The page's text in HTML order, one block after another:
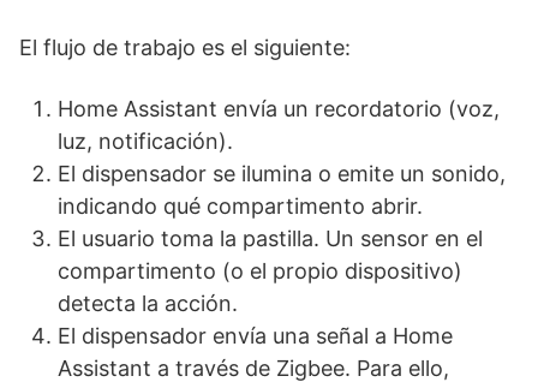
El flujo de trabajo es el siguiente:
Home Assistant envía un recordatorio (voz,
luz, notificación).
El dispensador se ilumina o emite un sonido,
indicando qué compartimento abrir.
El usuario toma la pastilla. Un sensor en el
compartimento (o el propio dispositivo)
detecta la acción.
El dispensador envía una señal a Home
Assistant a través de Zigbee. Para ello,